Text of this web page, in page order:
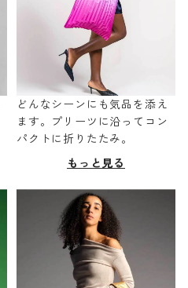
どんなシーンにも気品を添え
ます。プリーツに沿ってコン
パクトに折りたたみ。
もっと見る